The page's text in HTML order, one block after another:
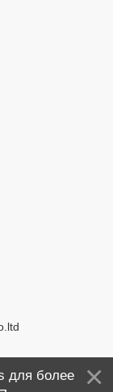
для более